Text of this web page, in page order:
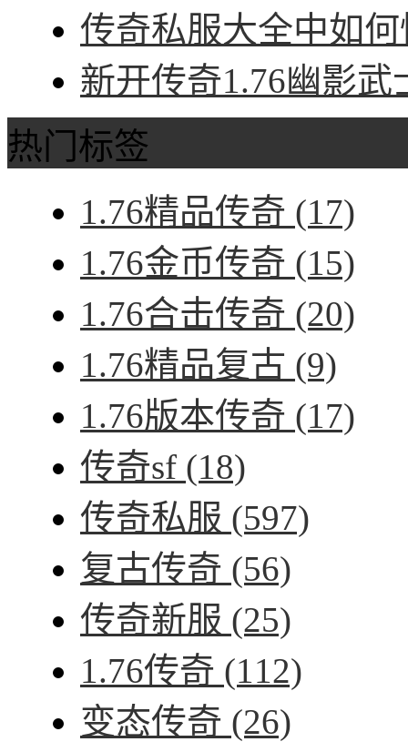
传奇私服大全中如
新开传奇1.76幽影
热门标签
1.76精品传奇 (17)
1.76金币传奇 (15)
1.76合击传奇 (20)
1.76精品复古 (9)
1.76版本传奇 (17)
传奇sf (18)
传奇私服 (597)
复古传奇 (56)
传奇新服 (25)
1.76传奇 (112)
变态传奇 (26)